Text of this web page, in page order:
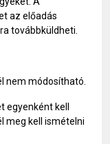
az előadás
továbbküldheti.
nem módosítható.
egyenként kell
meg kell ismételni